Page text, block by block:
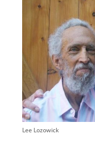
Lee Lozowick